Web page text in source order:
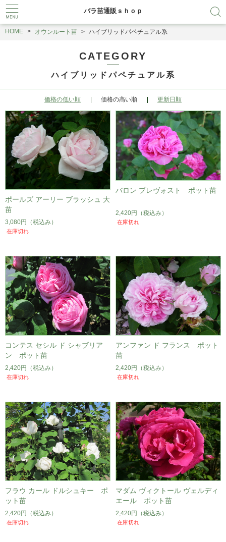
バラ苗通販ｓｈｏｐ
HOME オウンルート苗 ハイブリッドパペチュアル系
CATEGORY
ハイブリッドパペチュアル系
価格の低い順 価格の高い順 更新日順
ポールズ アーリー ブラッシュ 大
苗
3,080円 （税込み）
在庫切れ
バロン プレヴォスト ポット苗
2,420円 （税込み）
在庫切れ
コンテス セシル ド シャブリア
ン ポット苗
2,420円 （税込み）
在庫切れ
アンファン ド フランス ポット
苗
2,420円 （税込み）
在庫切れ
フラウ カール ドルシュキー ポ
ット苗
2,420円 （税込み）
在庫切れ
マダム ヴィクトール ヴェルディ
エール ポット苗
2,420円 （税込み）
在庫切れ